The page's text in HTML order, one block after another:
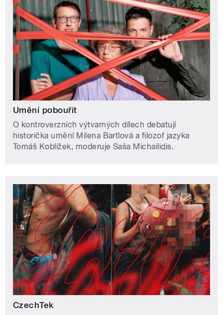
Umění pobouřit
O kontroverzních výtvarných dílech debatují
historička umění Milena Bartlová a filozof jazyka
Tomáš Koblížek, moderuje Saša Michailidis.
CzechTek